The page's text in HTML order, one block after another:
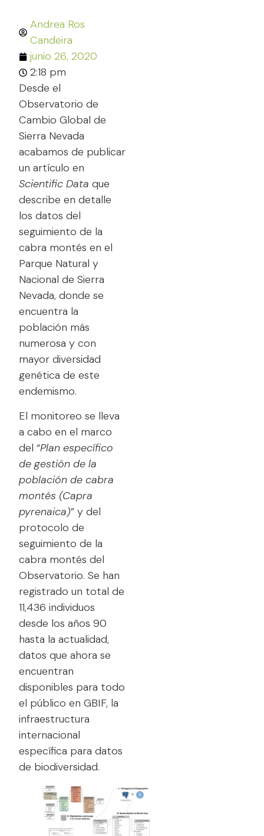
Andrea Ros
Candeira
junio 26, 2020
2:18 pm
Desde el
Observatorio de
Cambio Global de
Sierra Nevada
acabamos de publicar
un artículo en
Scientific Data que
describe en detalle
los datos del
seguimiento de la
cabra montés en el
Parque Natural y
Nacional de Sierra
Nevada, donde se
encuentra la
población más
numerosa y con
mayor diversidad
genética de este
endemismo.
El monitoreo se lleva
a cabo en el marco
del “Plan específico
de gestión de la
población de cabra
montés (Capra
pyrenaica)” y del
protocolo de
seguimiento de la
cabra montés del
Observatorio. Se han
registrado un total de
11,436 individuos
desde los años 90
hasta la actualidad,
datos que ahora se
encuentran
disponibles para todo
el público en GBIF, la
infraestructura
internacional
específica para datos
de biodiversidad.